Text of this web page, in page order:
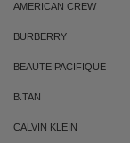
AMERICAN CREW
BURBERRY
BEAUTE PACIFIQUE
B.TAN
CALVIN KLEIN